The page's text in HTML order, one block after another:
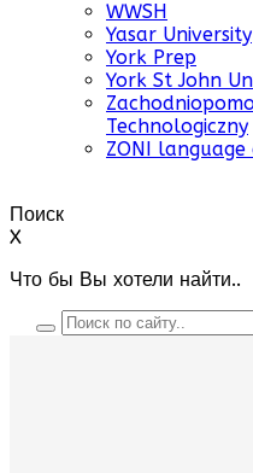
WWSH
Yasar University
York Prep
York St John
Technologiczny
ZONI language
Поиск
X
Что бы Вы хотели найти..